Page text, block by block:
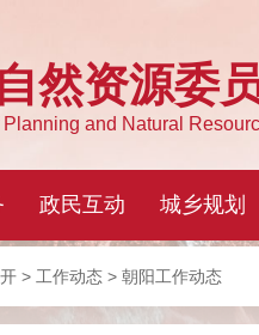
> 工作动态 > 朝阳工作动态